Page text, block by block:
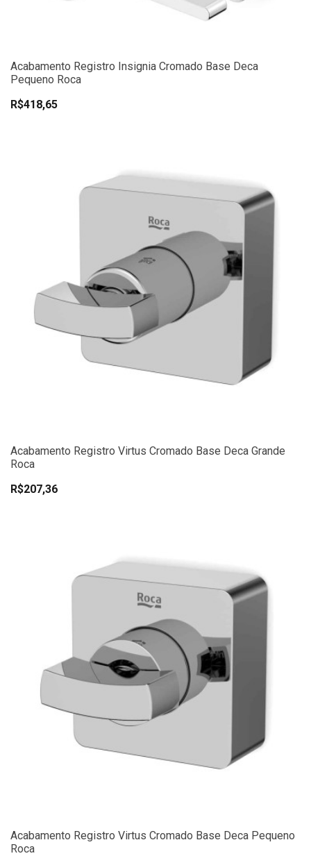
Acabamento Registro Insignia Cromado Base Deca
Pequeno Roca
R$418,65
Acabamento Registro Virtus Cromado Base Deca Grande
Roca
R$207,36
Acabamento Registro Virtus Cromado Base Deca Pequeno
Roca